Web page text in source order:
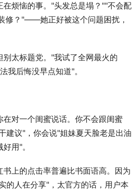
在烦恼的事。"头发总是塌？""不会配
修？"——她正好被这个问题困扰，
太标题党。"我试了全网最火的
我后悔没早点知道"。
在对一个闺蜜说话。你不会跟闺蜜
建议"，你会说"姐妹夏天脸老是出油
用"。
书上的点击率普遍比书面语高。因为
的人在分享"，太官方的话，用户本